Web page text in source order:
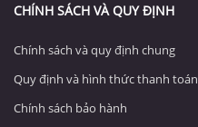
CHÍNH SÁCH VÀ QUY ĐỊNH
Chính sách và quy định chung
Quy định và hình thức thanh toán
Chính sách bảo hành